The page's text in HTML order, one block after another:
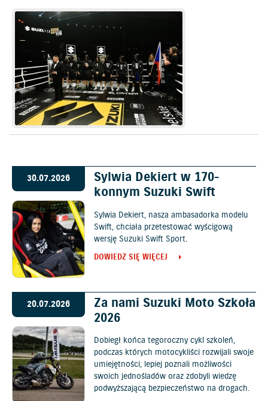
30.07.2026
Sylwia Dekiert w 170-
konnym Suzuki Swift
Sylwia Dekiert, nasza ambasadorka modelu
Swift, chciała przetestować wyścigową
wersję Suzuki Swift Sport.
DOWIEDZ SIĘ WIĘCEJ
20.07.2026
Za nami Suzuki Moto Szkoła
2026
Dobiegł końca tegoroczny cykl szkoleń,
podczas których motocykliści rozwijali swoje
umiejętności, lepiej poznali możliwości
swoich jednośladów oraz zdobyli wiedzę
podwyższającą bezpieczeństwo na drogach.